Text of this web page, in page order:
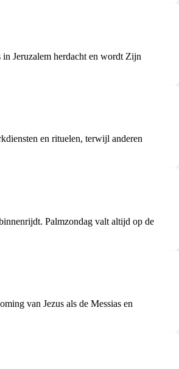
Jeruzalem herdacht en wordt Zijn
en rituelen, terwijl anderen
Palmzondag valt altijd op de
van Jezus als de Messias en